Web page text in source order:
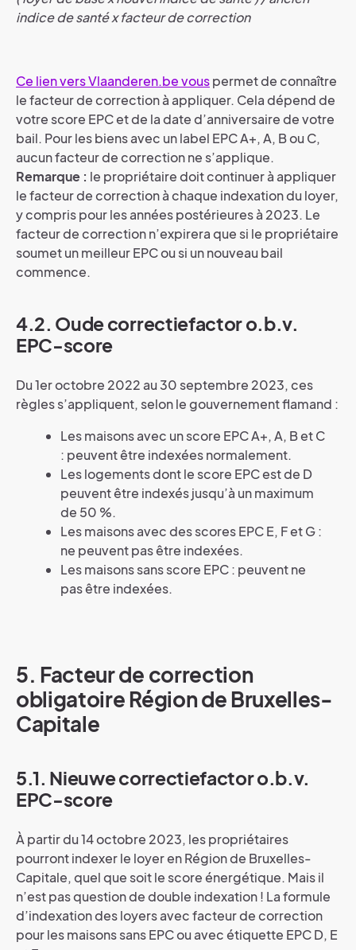
indice de santé x facteur de correction
Ce lien vers Vlaanderen.be vouspermet de connaître
le facteur de correction à appliquer. Cela dépend de
votre score EPC et de la date d’anniversaire de votre
bail. Pour les biens avec un label EPC A+, A, B ou C,
aucun facteur de correction ne s’applique.
Remarque : le propriétaire doit continuer à appliquer
le facteur de correction à chaque indexation du loyer,
y compris pour les années postérieures à 2023. Le
facteur de correction n’expirera que si le propriétaire
soumet un meilleur EPC ou si un nouveau bail
commence.
4.2. Oude correctiefactor o.b.v.
EPC-score
Du 1er octobre 2022 au 30 septembre 2023, ces
règles s’appliquent, selon le gouvernement flamand :
Les maisons avec un score EPC A+, A, B et C
: peuvent être indexées normalement.
Les logements dont le score EPC est de D
peuvent être indexés jusqu’à un maximum
de 50 %.
Les maisons avec des scores EPC E, F et G :
ne peuvent pas être indexées.
Les maisons sans score EPC : peuvent ne
pas être indexées.
5. Facteur de correction
obligatoire Région de Bruxelles-
Capitale
5.1. Nieuwe correctiefactor o.b.v.
EPC-score
À partir du 14 octobre 2023, les propriétaires
pourront indexer le loyer en Région de Bruxelles-
Capitale, quel que soit le score énergétique. Mais il
n’est pas question de double indexation ! La formule
d’indexation des loyers avec facteur de correction
pour les maisons sans EPC ou avec étiquette EPC D, E